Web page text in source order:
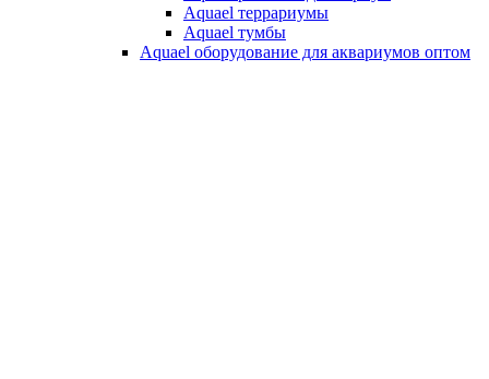
Aquael террариумы
Aquael тумбы
Aquael оборудование для аквариумов оптом